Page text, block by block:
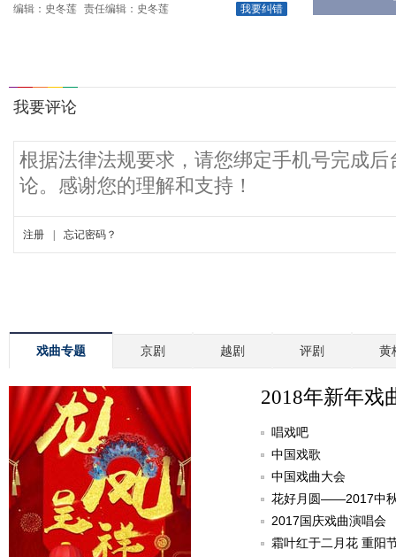
我要纠错
编辑：史冬莲 责任编辑：史冬莲
戏曲专题 京剧 越剧 评剧 黄
2018年新年戏
唱戏吧
中国戏歌
中国戏曲大会
花好月圆——2017中
2017国庆戏曲演唱会
霜叶红于二月花 重阳